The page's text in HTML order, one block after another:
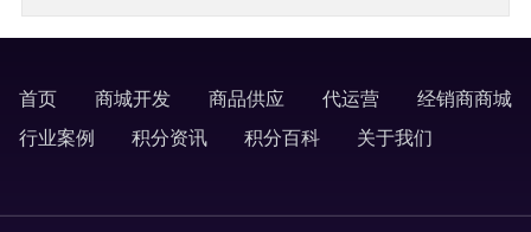
首页 商城开发 商品供应 代运营
经销商商城
行业案例
积分资讯 积分百科 关于我们